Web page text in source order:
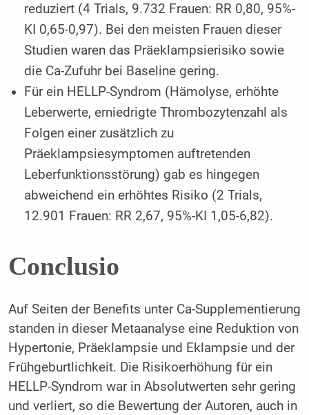
reduziert (4 Trials, 9.732 Frauen: RR 0,80, 95%-
KI 0,65-0,97). Bei den meisten Frauen dieser
Studien waren das Präeklampsierisiko sowie
die Ca-Zufuhr bei Baseline gering.
Für ein HELLP-Syndrom (Hämolyse, erhöhte
Leberwerte, erniedrigte Thrombozytenzahl als
Folgen einer zusätzlich zu
Präeklampsiesymptomen auftretenden
Leberfunktionsstörung) gab es hingegen
abweichend ein erhöhtes Risiko (2 Trials,
12.901 Frauen: RR 2,67, 95%-KI 1,05-6,82).
Conclusio
Auf Seiten der Benefits unter Ca-Supplementierung
standen in dieser Metaanalyse eine Reduktion von
Hypertonie, Präeklampsie und Eklampsie und der
Frühgeburtlichkeit. Die Risikoerhöhung für ein
HELLP-Syndrom war in Absolutwerten sehr gering
und verliert, so die Bewertung der Autoren, auch in